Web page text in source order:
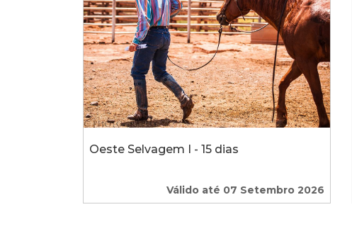
Oeste Selvagem I - 15 dias
Válido até 07 Setembro 2026